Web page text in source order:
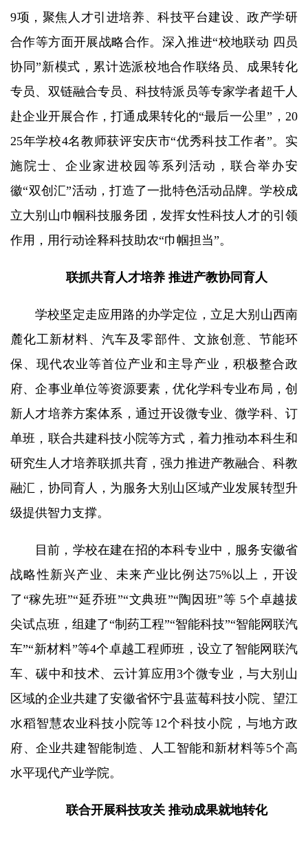
9项，聚焦人才引进培养、科技平台建设、政产学研
合作等方面开展战略合作。深入推进“校地联动 四员
协同”新模式，累计选派校地合作联络员、成果转化
专员、双链融合专员、科技特派员等专家学者超千人
赴企业开展合作，打通成果转化的“最后一公里”，20
25年学校4名教师获评安庆市“优秀科技工作者”。实
施院士、企业家进校园等系列活动，联合举办安
徽“双创汇”活动，打造了一批特色活动品牌。学校成
立大别山巾帼科技服务团，发挥女性科技人才的引领
作用，用行动诠释科技助农“巾帼担当”。
联抓共育人才培养 推进产教协同育人
学校坚定走应用路的办学定位，立足大别山西南
麓化工新材料、汽车及零部件、文旅创意、节能环
保、现代农业等首位产业和主导产业，积极整合政
府、企事业单位等资源要素，优化学科专业布局，创
新人才培养方案体系，通过开设微专业、微学科、订
单班，联合共建科技小院等方式，着力推动本科生和
研究生人才培养联抓共育，强力推进产教融合、科教
融汇，协同育人，为服务大别山区域产业发展转型升
级提供智力支撑。
目前，学校在建在招的本科专业中，服务安徽省
战略性新兴产业、未来产业比例达75%以上，开设
了“稼先班”“延乔班”“文典班”“陶因班”等 5个卓越拔
尖试点班，组建了“制药工程”“智能科技”“智能网联汽
车”“新材料”等4个卓越工程师班，设立了智能网联汽
车、碳中和技术、云计算应用3个微专业，与大别山
区域的企业共建了安徽省怀宁县蓝莓科技小院、望江
水稻智慧农业科技小院等12个科技小院，与地方政
府、企业共建智能制造、人工智能和新材料等5个高
水平现代产业学院。
联合开展科技攻关 推动成果就地转化